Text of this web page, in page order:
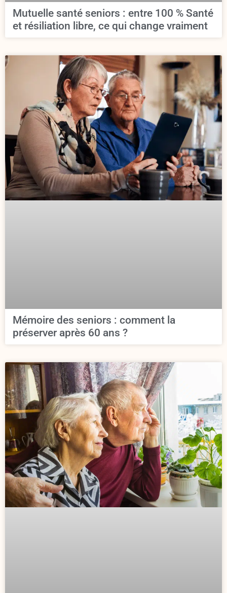
Mutuelle santé seniors : entre 100 % Santé
et résiliation libre, ce qui change vraiment
Mémoire des seniors : comment la
préserver après 60 ans ?